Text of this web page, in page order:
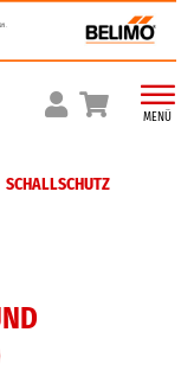
MENÜ
SCHALLSCHUTZ